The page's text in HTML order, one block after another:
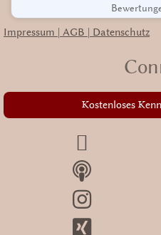
Impressum | AGB | Datenschutz
Kostenloses